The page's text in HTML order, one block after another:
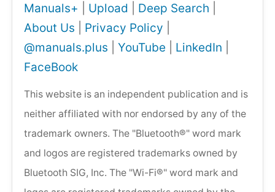
Manuals+ Upload Deep Search
About Us
Privacy Policy
@manuals.plus
YouTube LinkedIn
FaceBook
This website is an independent publication and is
neither affiliated with nor endorsed by any of the
trademark owners. The "Bluetooth®" word mark
and logos are registered trademarks owned by
Bluetooth SIG, Inc. The "Wi-Fi®" word mark and